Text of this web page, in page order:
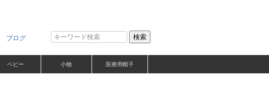
ブログ 検索
ベビー 小物 医療用帽子